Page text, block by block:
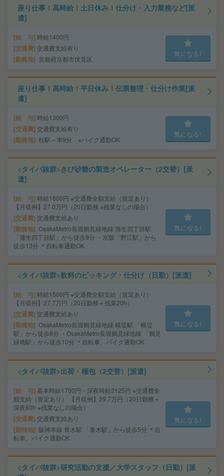
座り仕事！高時給！土日休み！仕分け・入力業務など[派
遣]
給 与 時給1400円
交通費 交通費支給有り
勤務地 京都府京都市伏見区
気になる!
座り仕事！高時給！平日休み！伝票整理・仕分け作業[派
遣]
給 与 時給1300円
交通費 交通費支給有り
勤務地 桂駅～車9分 ※バイク通勤OK
気になる!
<タイパ抜群>きび砂糖の製造オペレーター（2交替）[派
遣]
給 与 時給1800円 ※交通費全額支給（規定あり）
【月収例】27.0万円（20日勤務 ※残業なしの場合）
交通費 交通費支給あり
勤務地 OsakaMetro長堀鶴見緑地線 蒲生四丁目駅
「蒲生四丁目駅」から徒歩9分 ・京阪「野江駅」から
徒歩13分 ＊自転車通勤OK
気になる!
<タイパ抜群>飲料のピッキング・仕分け（日勤）[派遣]
給 与 時給1500円 ※交通費全額支給（規定あり）
【月収例】27.7万円（20日勤務＋残業20h）
交通費 交通費支給あり
勤務地 OsakaMetro長堀鶴見緑地線 横堤駅 「横堤
駅」から徒歩8分 ・OsakaMetro長堀鶴見緑地線 「鶴見
緑地駅」から徒歩10分 ＊自転車、バイク通勤OK
気になる!
<タイパ抜群>出荷・梱包（2交替）[派遣]
給 与 基本時給1700円・深夜時給2125円 ※交通費全
額支給（規定あり） 【月収例】29.7万円（20日勤務＋
深夜60h ※残業なしの場合）
交通費 交通費支給あり
勤務地
阪神本線 青木駅 「青木駅」から徒歩5分 ＊自
転車、バイク通勤OK
気になる!
<タイパ抜群>研究活動の支援／大学スタッフ（日勤）[派